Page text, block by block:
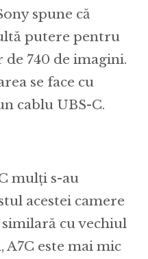
spune că
putere pentru
740 de imagini.
se face cu
cablu UBS-C.
mulți s-au
acestei camere
cu vechiul
este mai mic